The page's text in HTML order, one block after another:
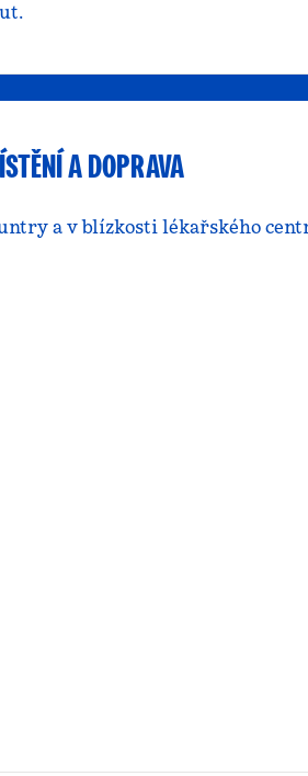
A DOPRAVA
a v blízkosti lékařského